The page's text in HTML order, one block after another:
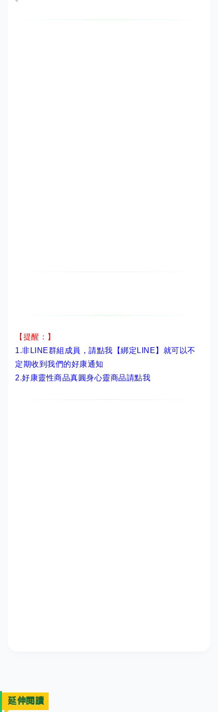
【提醒：】
1.非LINE群組成員， 請點我【綁定LINE】 就可以不
定期收到我們的好康通知
2.好康靈性商品真圓身心靈商品請點我
延伸閱讀